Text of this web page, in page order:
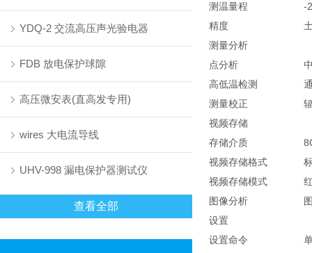
YDQ-2 交流高压声光验电器
FDB 放电保护球隙
高压微安表(直高发专用)
wires 大电流导线
UHV-998 漏电保护器测试仪
查看全部
测温量程
-
精度
测量分析
点分析
高低温检测
测量校正
视频存储
存储介质
视频存储格式
视频存储模式
图像分析
设置
设置命令